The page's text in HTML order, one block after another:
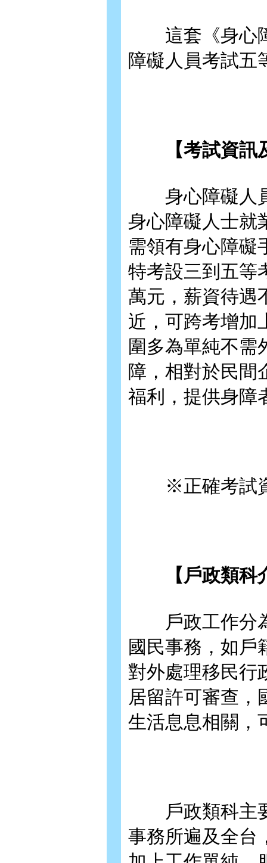
這套《身心障
障礙人員考試五
【考試資訊
身心障礙人員
身心障礙人士就
需領有身心障礙
特考設三到五等
萬元，薪資待遇
近，可跨考增加
圍多為單純不需
障，相對於民間
福利，提供身障
※正確考試
【戶政類科
戶政工作分為
國民事務，如戶
對外處理移民行
居留許可審查，
生活息息相關，
戶政類科主要
事務所遍及全台